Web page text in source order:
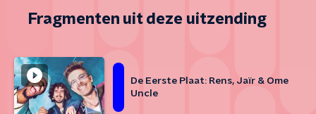
Fragmenten uit deze uitzending
De Eerste Plaat: Rens, Jaïr & Ome
Uncle